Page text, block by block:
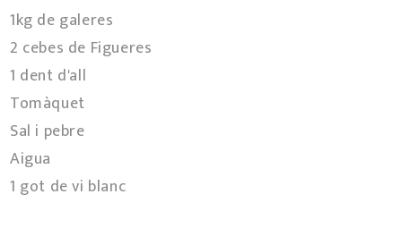
1kg de galeres
2 cebes de Figueres
1 dent d'all
Tomàquet
Sal i pebre
Aigua
1 got de vi blanc